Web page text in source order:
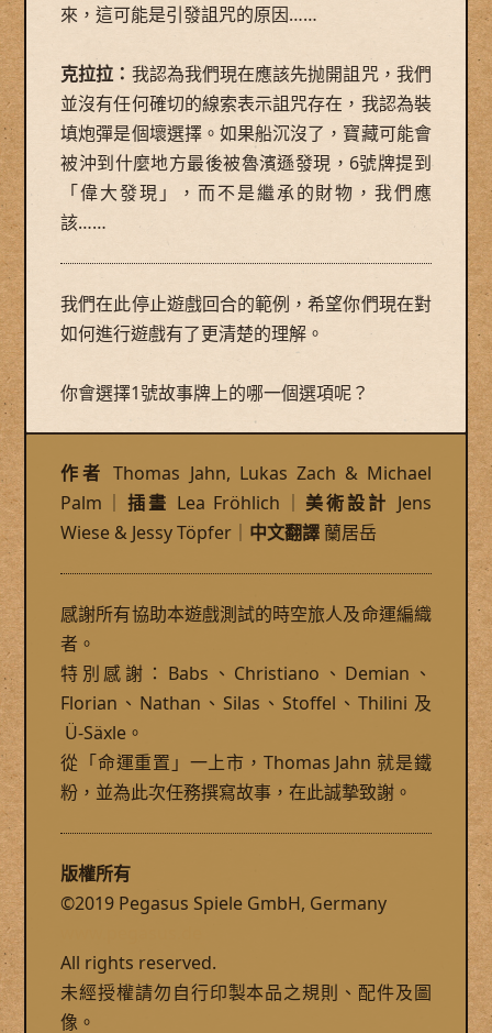
來，這可能是引發詛咒的原因……
克拉拉： 我認為我們現在應該先抛開詛咒，我們
並沒有任何確切的線索表示詛咒存在，我認為裝
填炮彈是個壞選擇。如果船沉沒了，寶藏可能會
被沖到什麼地方最後被魯濱遜發現，6號牌提到
「偉大發現」，而不是繼承的財物，我們應
該……
我們在此停止遊戲回合的範例，希望你們現在對
如何進行遊戲有了更清楚的理解。
你會選擇1號故事牌上的哪一個選項呢？
作者 Thomas Jahn, Lukas Zach & Michael
Palm｜ 插畫 Lea Fröhlich｜ 美術設計 Jens
Wiese & Jessy Töpfer｜ 中文翻譯 蘭居岳
感謝所有協助本遊戲測試的時空旅人及命運編織
者。
特別感謝：Babs、Christiano、Demian、
Florian、Nathan、Silas、Stoffel、Thilini 及
Ü-Säxle。
從「命運重置」一上市，Thomas Jahn 就是鐵
粉，並為此次任務撰寫故事，在此誠摯致謝。
版權所有
©2019 Pegasus Spiele GmbH, Germany
All rights reserved.
未經授權請勿自行印製本品之規則、配件及圖
像。